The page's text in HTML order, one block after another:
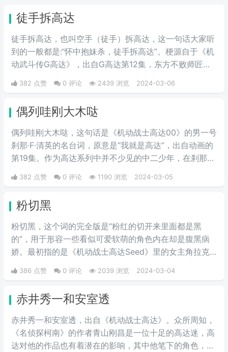
徒手拆高达
徒手拆高达，也叫空手（徒手）拆高达，这一句话大家听
到的一般都是:“怀中抱妹杀，徒手拆高达”。梗源自于《机
动武斗传G高达》，出自G高达第12集，东方不败师匠首
次登场就徒手用多蒙的头巾拆了恶魔高度的眷属MS，也
是空手拆高达一梗的由来。
382 点赞 0 评论 2439 浏览 2024-03-06
偶列哇刚大木哒
偶列哇刚大木哒，这句话是《机动战士高达00》的男一号
刹那·F·清英的名台词，原意是“我就是高达”，出自动画的
第19集。作为高达系列中并不少见的中二少年，在刹那的
心中，高达是维护和平的象征，也是他渴望成为的存在。
偶列哇刚大木哒则是这句话的音译。
382 点赞 0 评论 1190 浏览 2024-03-05
粉切黑
粉切黑，这个词的完全版是“粉红的切开来里面都是黑
的”，用于形容一些看似可爱软萌的角色内在却是腹黑病
娇。最初指的是《机动战士高达Seed》里的女主角拉克
丝·克莱茵。这位著名的宇宙歌姬，PLANT星球前议长希
格尔之女有着可爱的外表和成熟的政治手腕。后来从她这
着粉色头发的美少女在可爱的外表下都隐藏着腹黑的本
质。
386 点赞 0 评论 2039 浏览 2024-03-04
赤井秀一和安室透
赤井秀一和安室透，出自《机动战士高达》。众所周知，
《名侦探柯南》的作者青山刚昌是一位十足的高达迷，高
达对他的作品也有着潜在的影响，其中他笔下的角色，很